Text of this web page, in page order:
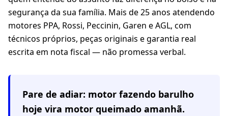
segurança da sua família. Mais de 25 anos atendendo
motores PPA, Rossi, Peccinin, Garen e AGL, com
técnicos próprios, peças originais e garantia real
escrita em nota fiscal — não promessa verbal.
Pare de adiar: motor fazendo barulho
hoje vira motor queimado amanhã.